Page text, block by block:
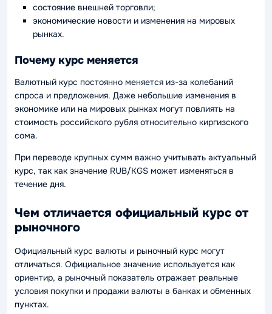
состояние внешней торговли;
экономические новости и изменения на мировых
рынках.
Почему курс меняется
Валютный курс постоянно меняется из-за колебаний
спроса и предложения. Даже небольшие изменения в
экономике или на мировых рынках могут повлиять на
стоимость российского рубля относительно киргизского
сома.
При переводе крупных сумм важно учитывать актуальный
курс, так как значение RUB/KGS может изменяться в
течение дня.
Чем отличается официальный курс от
рыночного
Официальный курс валюты и рыночный курс могут
отличаться. Официальное значение используется как
ориентир, а рыночный показатель отражает реальные
условия покупки и продажи валюты в банках и обменных
пунктах.